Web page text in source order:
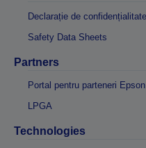
Declarație de
Safety Data Sheets
Partners
Portal pentru parteneri Epson
LPGA
Technologies